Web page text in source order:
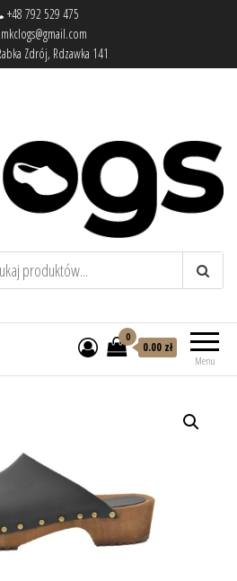
+48 792 529 475
mkclogs@gmail.com
Zdrój, Rdzawka 141
sklep obuwniczy – drewniaki, buty
medyczne, pantofle, klapki
Menu
0
0.00 zł